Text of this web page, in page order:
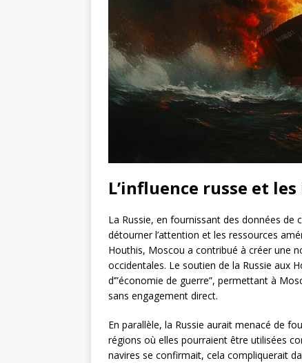
L’influence russe et
La Russie, en fournissant des données
détourner l’attention et les ressources
Houthis, Moscou a contribué à créer une
occidentales. Le soutien de la Russie aux
d’”économie de guerre”, permettant à
sans engagement direct.
En parallèle, la Russie aurait menacé de
régions où elles pourraient être utilisées
navires se confirmait, cela compliquerait